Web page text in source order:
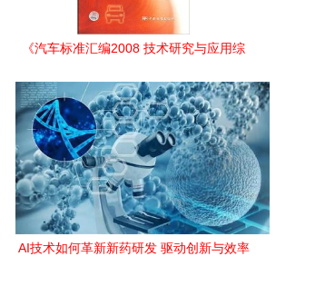
《汽车标准汇编2008 技术研究与应用综
AI技术如何革新新药研发 驱动创新与效率